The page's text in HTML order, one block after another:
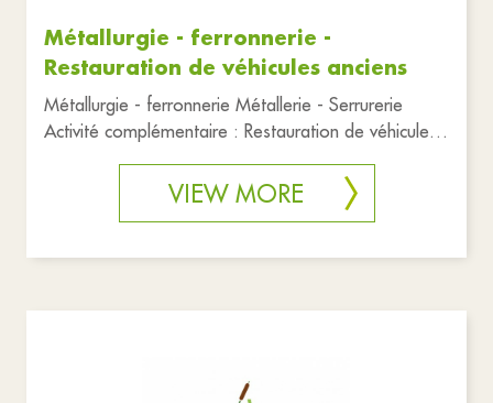
Métallurgie - ferronnerie -
Restauration de véhicules anciens
Métallurgie - ferronnerie Métallerie - Serrurerie
Activité complémentaire : Restauration de véhicules
VIEW MORE